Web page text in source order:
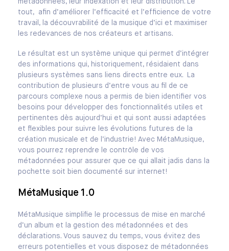
métadonnées, leur indexation et leur distribution. Le
tout, afin d’améliorer l’efficacité et l’efficience de votre
travail, la découvrabilité de la musique d’ici et maximiser
les redevances de nos créateurs et artisans.
Le résultat est un système unique qui permet d’intégrer
des informations qui, historiquement, résidaient dans
plusieurs systèmes sans liens directs entre eux. La
contribution de plusieurs d’entre vous au fil de ce
parcours complexe nous a permis de bien identifier vos
besoins pour développer des fonctionnalités utiles et
pertinentes dès aujourd’hui et qui sont aussi adaptées
et flexibles pour suivre les évolutions futures de la
création musicale et de l’industrie! Avec MétaMusique,
vous pourrez reprendre le contrôle de vos
métadonnées pour assurer que ce qui allait jadis dans la
pochette soit bien documenté sur internet!
MétaMusique 1.0
MétaMusique simplifie le processus de mise en marché
d’un album et la gestion des métadonnées et des
déclarations. Vous sauvez du temps, vous évitez des
erreurs potentielles et vous disposez de métadonnées